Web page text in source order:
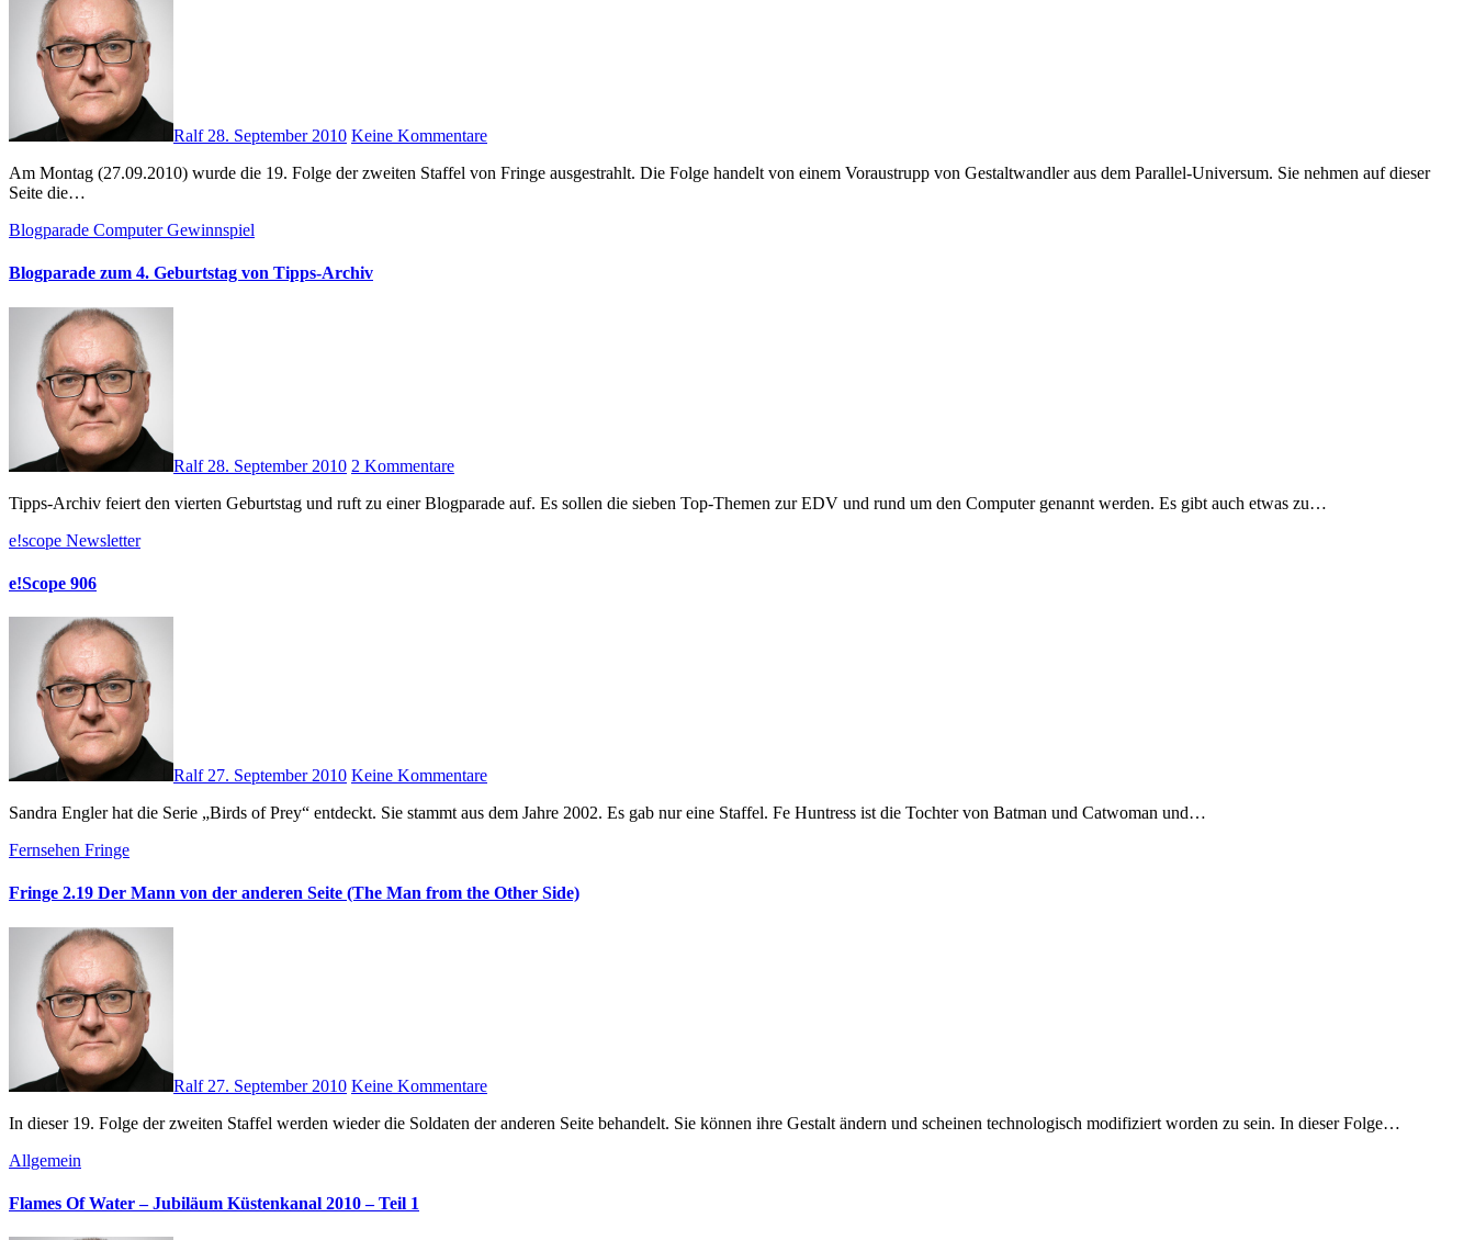
Ralf 28. September 2010 Keine Kommentare
Am Montag (27.09.2010) wurde die 19. Folge der zweiten Staffel von Fringe ausgestrahlt. Die Folge handelt von einem Voraustrupp von Gestaltwandler aus dem Parallel-Universum. Sie nehmen auf dieser
Seite die…
Blogparade ComputerGewinnspiel
Blogparade zum 4. Geburtstag von Tipps-Archiv
Ralf 28. September 2010 2 Kommentare
Tipps-Archiv feiert den vierten Geburtstag und ruft zu einer Blogparade auf. Es sollen die sieben Top-Themen zur EDV und rund um den Computer genannt werden. Es gibt auch etwas zu…
e!scope Newsletter
e!Scope 906
Ralf 27. September 2010 Keine Kommentare
Sandra Engler hat die Serie „Birds of Prey“ entdeckt. Sie stammt aus dem Jahre 2002. Es gab nur eine Staffel. Fe Huntress ist die Tochter von Batman und Catwoman und…
Fernsehen Fringe
Fringe 2.19 Der Mann von der anderen Seite (The Man from the Other Side)
Ralf 27. September 2010 Keine Kommentare
In dieser 19. Folge der zweiten Staffel werden wieder die Soldaten der anderen Seite behandelt. Sie können ihre Gestalt ändern und scheinen technologisch modifiziert worden zu sein. In dieser Folge…
Allgemein
Flames Of Water – Jubiläum Küstenkanal 2010 – Teil 1